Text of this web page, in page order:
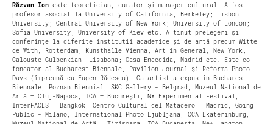
Răzvan Ion este teoretician, curator și manager cultural. A fost
profesor asociat la University of California, Berkeley; Lisbon
University; Central University of New York; University of London;
Sofia University; University of Kiev etc. A ținut prelegeri și
conferințe la diferite instituții academice și de artă precum Witte
de With, Rotterdam; Kunsthalle Vienna; Art in General, New York;
Calouste Gulbenkian, Lisabona; Casa Encedida, Madrid etc. Este co-
fondator al Bucharest Biennale, Pavilion Journal și Reforma Photo
Days (împreună cu Eugen Rădescu). Ca artist a expus în Bucharest
Biennale, Poznan Biennial, SKC Gallery - Belgrad, Muzeul Național de
Artă – Cluj-Napoca, ICA – București, NY Experimental Festival,
InterFACES – Bangkok, Centro Cultural del Matadero – Madrid, Going
Public - Milano, International Photo Ljubljana, CCA Ekaterinburg,